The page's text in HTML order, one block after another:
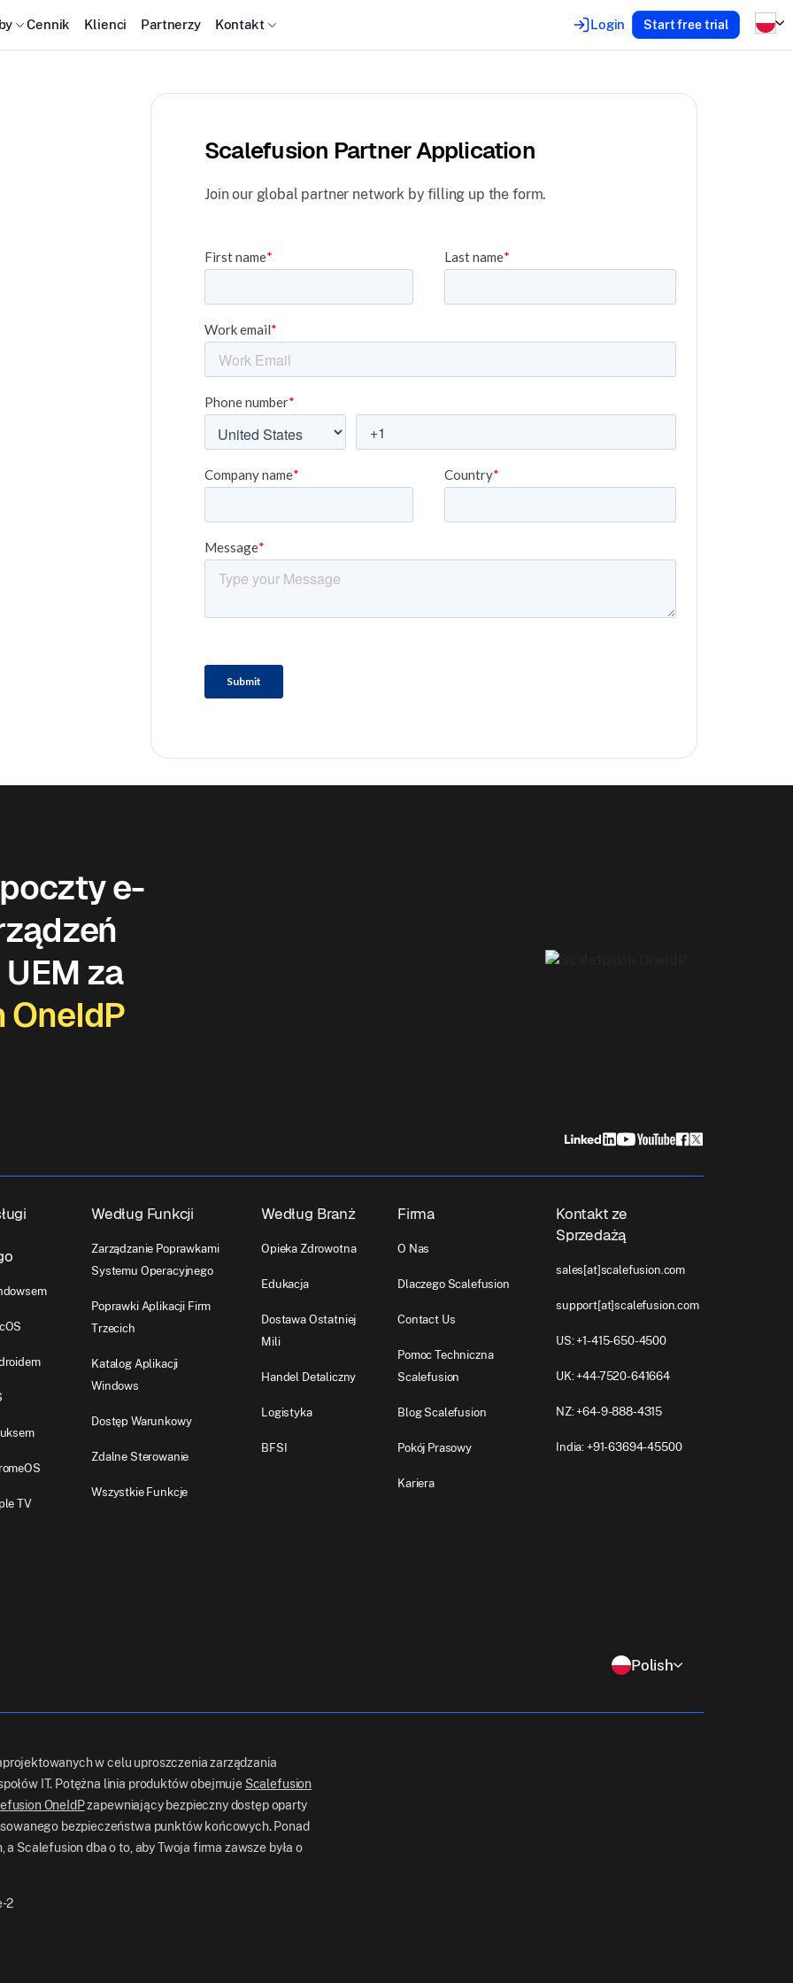
Cennik Klienci Partnerzy Kontakt Login Start free trial
and
Scalefusion Partner Application
Join our global partner network by filling up the form.
e-
za
TV
Według Funkcji
Zarządzanie Poprawkami
Systemu Operacyjnego
Poprawki Aplikacji Firm
Trzecich
Katalog Aplikacji
Windows
Dostęp Warunkowy
Zdalne Sterowanie
Wszystkie Funkcje
Według Branż
Opieka Zdrowotna
Edukacja
Dostawa Ostatniej
Mili
Handel Detaliczny
Logistyka
BFSI
Firma
O Nas
Dlaczego Scalefusion
Contact Us
Pomoc Techniczna
Scalefusion
Blog Scalefusion
Pokój Prasowy
Kariera
Kontakt ze
Sprzedażą
sales[at]scalefusion.com
support[at]scalefusion.com
US: +1-415-650-4500
UK: +44-7520-641664
NZ: +64-9-888-4315
India: +91-63694-45500
Polish
w celu uproszczenia zarządzania
IT. Potężna linia produktów obejmuje Scalefusion
OneIdPzapewniający bezpieczny dostęp oparty
bezpieczeństwa punktów końcowych. Ponad
Scalefusion dba o to, aby Twoja firma zawsze była o
2